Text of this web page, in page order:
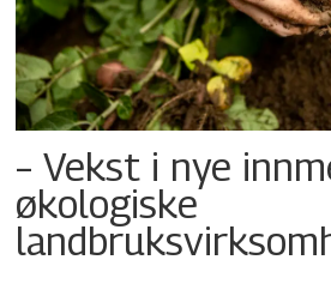
– Vekst i nye
økologiske